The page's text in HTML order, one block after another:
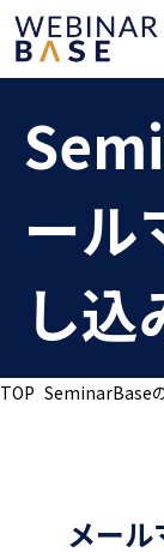
ール
し込
TOP SeminarBase
メール